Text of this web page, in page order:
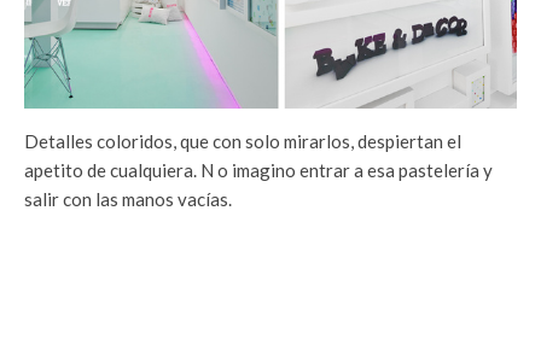
Detalles coloridos, que con solo mirarlos, despiertan el
apetito de cualquiera. N o imagino entrar a esa pastelería y
salir con las manos vacías.